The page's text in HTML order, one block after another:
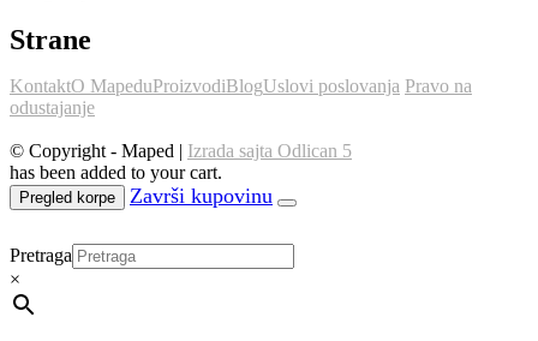
Strane
KontaktO MapeduProizvodiBlogUslovi poslovanja Pravo na
odustajanje
© Copyright - Maped | Izrada sajta Odlican 5
has been added to your cart.
Pregled korpe
Pretraga
×